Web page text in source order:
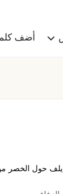
أضف
حول الخصر